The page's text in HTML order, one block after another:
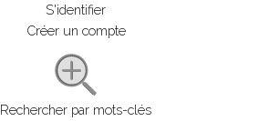
S'identifier
Créer un compte
Rechercher par mots-clés